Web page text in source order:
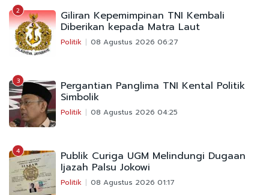
2 Giliran Kepemimpinan TNI Kembali
Diberikan kepada Matra Laut
Politik 08 Agustus 2026 06:27
3 Pergantian Panglima TNI Kental Politik
Simbolik
Politik 08 Agustus 2026 04:25
4 Publik Curiga UGM Melindungi Dugaan
Ijazah Palsu Jokowi
Politik 08 Agustus 2026 01:17